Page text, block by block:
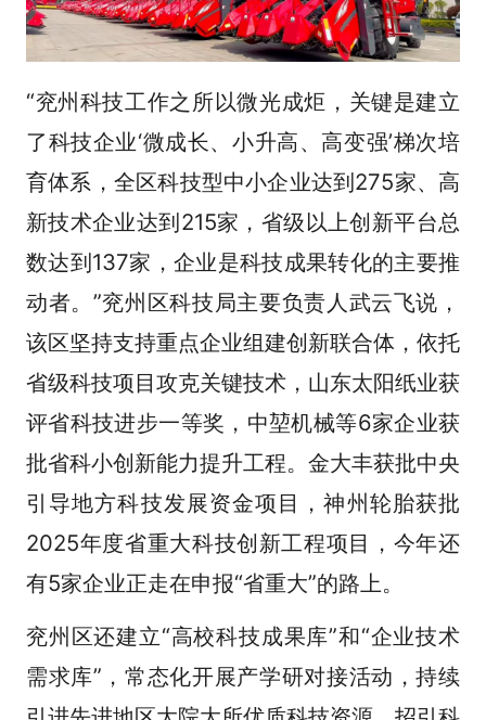
“兖州科技工作之所以微光成炬，关键是建立
了科技企业‘微成长、小升高、高变强’梯次培
育体系，全区科技型中小企业达到275家、高
新技术企业达到215家，省级以上创新平台总
数达到137家，企业是科技成果转化的主要推
动者。”兖州区科技局主要负责人武云飞说，
该区坚持支持重点企业组建创新联合体，依托
省级科技项目攻克关键技术，山东太阳纸业获
评省科技进步一等奖，中堃机械等6家企业获
批省科小创新能力提升工程。金大丰获批中央
引导地方科技发展资金项目，神州轮胎获批
2025年度省重大科技创新工程项目，今年还
有5家企业正走在申报“省重大”的路上。
兖州区还建立“高校科技成果库”和“企业技术
需求库”，常态化开展产学研对接活动，持续